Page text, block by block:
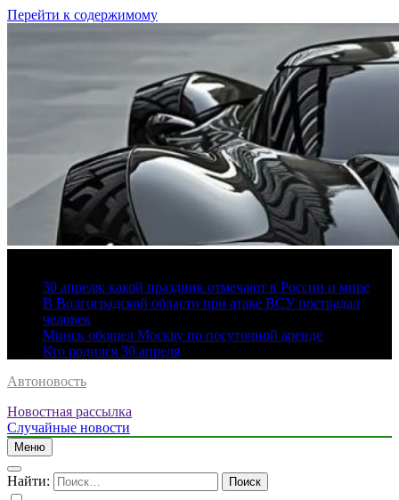
Перейти к содержимому
30 апреля: какой праздник отмечают в России и мире
В Волгоградской области при атаке ВСУ пострадал
человек
Минск обошел Москву по посуточной аренде
Кто родился 30 апреля
Автоновость
Новостная рассылка
Случайные новости
Меню
Найти: